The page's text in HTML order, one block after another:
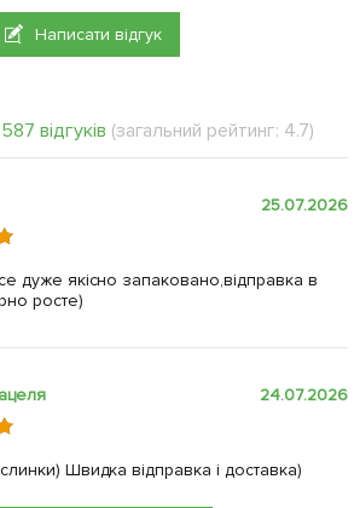
Написати відгук
відгуків (загальний рейтинг: 4.7)
25.07.2026
дуже якісно запаковано,відправка в
росте)
24.07.2026
Швидка відправка і доставка)